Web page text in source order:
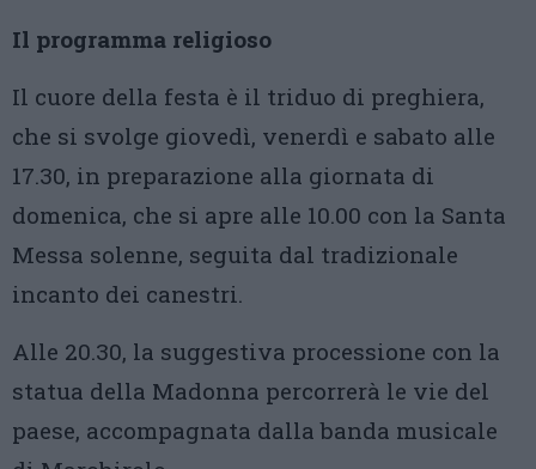
Il programma religioso
Il cuore della festa è il triduo di preghiera,
che si svolge giovedì, venerdì e sabato alle
17.30, in preparazione alla giornata di
domenica, che si apre alle 10.00 con la Santa
Messa solenne, seguita dal tradizionale
incanto dei canestri.
Alle 20.30, la suggestiva processione con la
statua della Madonna percorrerà le vie del
paese, accompagnata dalla banda musicale